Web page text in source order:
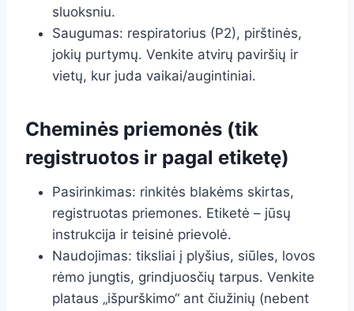
sluoksniu.
Saugumas: respiratorius (P2), pirštinės,
jokių purtymų. Venkite atvirų paviršių ir
vietų, kur juda vaikai/augintiniai.
Cheminės priemonės (tik
registruotos ir pagal etiketę)
Pasirinkimas: rinkitės blakėms skirtas,
registruotas priemones. Etiketė – jūsų
instrukcija ir teisinė prievolė.
Naudojimas: tiksliai į plyšius, siūles, lovos
rėmo jungtis, grindjuosčių tarpus. Venkite
plataus „išpurškimo“ ant čiužinių (nebent